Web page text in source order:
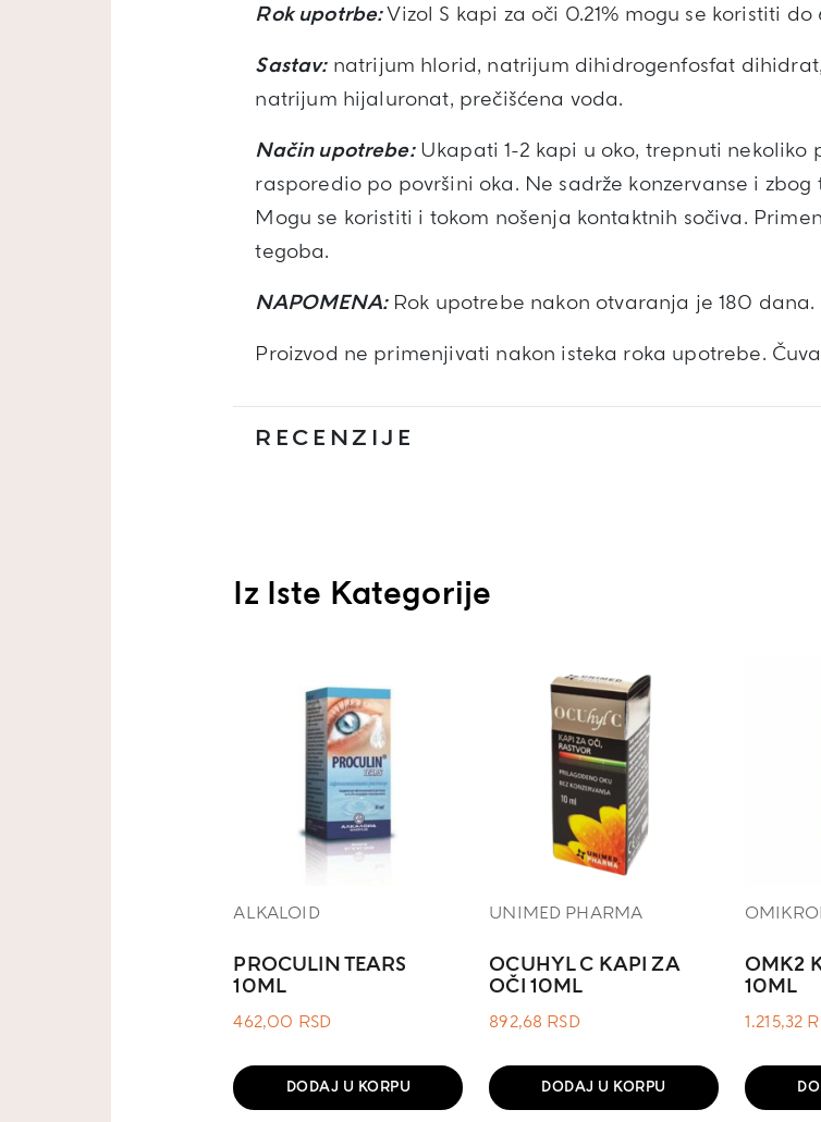
Rok upotrbe:Vizol S kapi za oči 0.21% mogu se koristiti
Sastav: natrijum hlorid, natrijum dihidrogenfosfat
natrijum hijaluronat, prečišćena voda.
Način upotrebe:Ukapati 1-2 kapi u oko, trepnuti nekoliko
rasporedio po površini oka. Ne sadrže konzervanse i
Mogu se koristiti i tokom nošenja kontaktnih sočiva.
tegoba.
NAPOMENA:Rok upotrebe nakon otvaranja je 180 dana.
Proizvod ne primenjivati nakon isteka roka upotrebe.
RECENZIJE
Iz Iste Kategorije
ALKALOID
PROCULIN TEARS
10ML
462,00 RSD
DODAJ U KORPU
UNIMED PHARMA
OCUHYL C KAPI ZA
OČI 10ML
892,68 RSD
DODAJ U KORPU
OMK2
10ML
1.215,32